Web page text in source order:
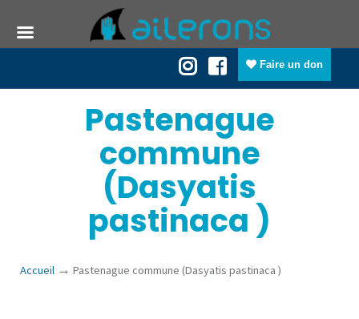
Faire un don
Pastenague
commune
(Dasyatis
pastinaca )
Accueil → Pastenague commune (Dasyatis pastinaca )